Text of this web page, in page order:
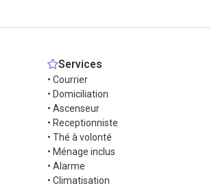
Services
• Courrier
• Domiciliation
• Ascenseur
• Receptionniste
• Thé à volonté
• Ménage inclus
• Alarme
• Climatisation